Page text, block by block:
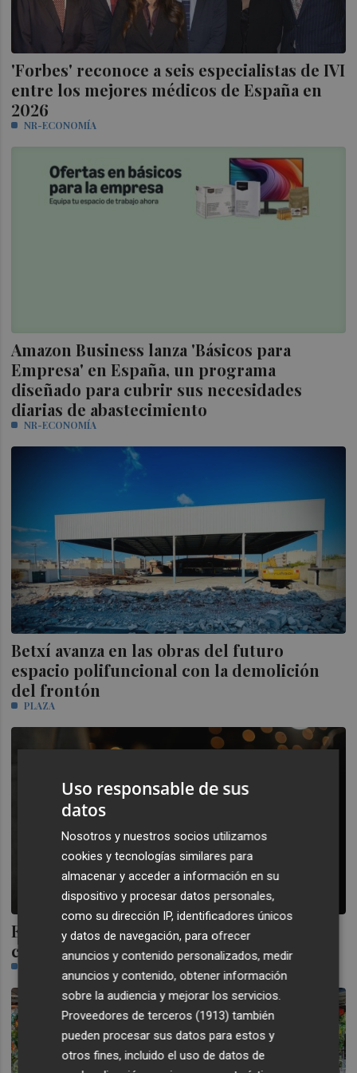
'Forbes' reconoce a seis especialistas de IVI
entre los mejores médicos de España en
2026
NR-ECONOMÍA
Amazon Business lanza 'Básicos para
Empresa' en España, un programa
diseñado para cubrir sus necesidades
diarias de abastecimiento
NR-ECONOMÍA
Betxí avanza en las obras del futuro
espacio polifuncional con la demolición
del frontón
PLAZA
España celebra el Día Mundial del Whisky
como segundo productor de la UE
Uso responsable de sus
datos
Nosotros y nuestros socios utilizamos
cookies y tecnologías similares para
almacenar y acceder a información en su
dispositivo y procesar datos personales,
como su dirección IP, identificadores únicos
y datos de navegación, para ofrecer
anuncios y contenido personalizados, medir
anuncios y contenido, obtener información
sobre la audiencia y mejorar los servicios.
Proveedores de terceros (1913) también
pueden procesar sus datos para estos y
otros fines, incluido el uso de datos de